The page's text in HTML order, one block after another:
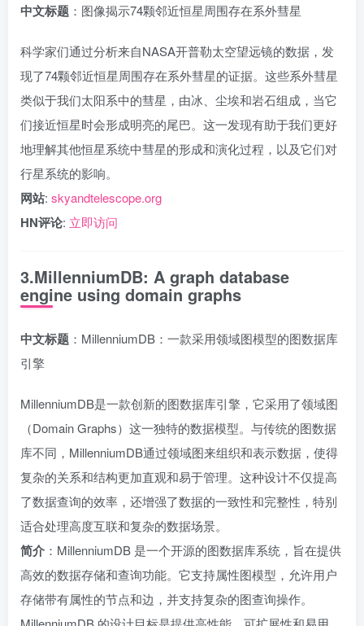
中文标题 ：图像揭示74颗邻近恒星周围存在系外彗星
科学家们通过分析来自NASA开普勒太空望远镜的数据，发
现了74颗邻近恒星周围存在系外彗星的证据。这些系外彗星
类似于我们太阳系中的彗星，由冰、尘埃和岩石组成，当它
们接近恒星时会形成明亮的尾巴。这一发现有助于我们更好
地理解其他恒星系统中彗星的形成和演化过程，以及它们对
行星系统的影响。
网站: skyandtelescope.org
HN评论: 立即访问
3.MillenniumDB: A graph database
engine using domain graphs
中文标题 ：MillenniumDB：一款采用领域图模型的图数据库
引擎
MillenniumDB是一款创新的图数据库引擎，它采用了领域图
（Domain Graphs）这一独特的数据模型。与传统的图数据
库不同，MillenniumDB通过领域图来组织和表示数据，使得
复杂的关系和结构更加直观和易于管理。这种设计不仅提高
了数据查询的效率，还增强了数据的一致性和完整性，特别
适合处理高度互联和复杂的数据场景。
简介 ：MillenniumDB 是一个开源的图数据库系统，旨在提供
高效的数据存储和查询功能。它支持属性图模型，允许用户
存储带有属性的节点和边，并支持复杂的图查询操作。